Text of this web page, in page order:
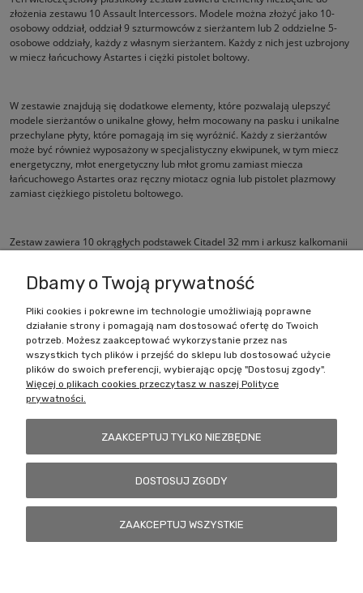
złożenia zestawu 10 Assault Intercessors. Modele można złożyć jako 10-
osobowy oddział, oddział 9 szturmowców z sierżantem lub 2 oddzielne 5-
osobowe oddziały, każdy z własnym sierżantem. Każdy z nich jest uzbrojony
w miecz łańcuchowy Astartes i ciężki pistolet boltowy.
W zestawie znajdują się dodatkowe elementy, które pozwalają ulepszyć
modele sierżantów o unikalne głowy, hełm mocowany na pasku i unikalne
przechylane płyty, które pomagają im się wyróżnić. Każdy z sierżantów
może być również wyposażony w specjalistyczny ekwipunek, w tym miecz
energetyczny, młot energetyczny lub młot gromu zamiast miecza
łańcuchowego Astartes oraz ręczny miotacz ognia lub pistolet plazmowy
zamiast ciężkiego pistoletu boltowego.
Zestaw zawiera 10 okrągłych podstawek Citadel 32 mm i arkusz kalkomanii
Zakupy
Pomoc
Dbamy o Twoją prywatność
Pliki cookies i pokrewne im technologie umożliwiają poprawne
działanie strony i pomagają nam dostosować ofertę do Twoich
potrzeb. Możesz zaakceptować wykorzystanie przez nas
wszystkich tych plików i przejść do sklepu lub dostosować użycie
plików do swoich preferencji, wybierając opcję "Dostosuj zgody".
Więcej o plikach cookies przeczytasz w naszej Polityce
prywatności.
ZAAKCEPTUJ TYLKO NIEZBĘDNE
DOSTOSUJ ZGODY
ZAAKCEPTUJ WSZYSTKIE